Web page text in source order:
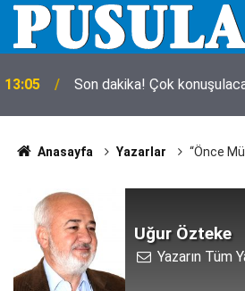
13:05 Son dakika! Çok
Anasayfa Yazarlar “Önce
Uğur Özteke
Yazarın Tüm